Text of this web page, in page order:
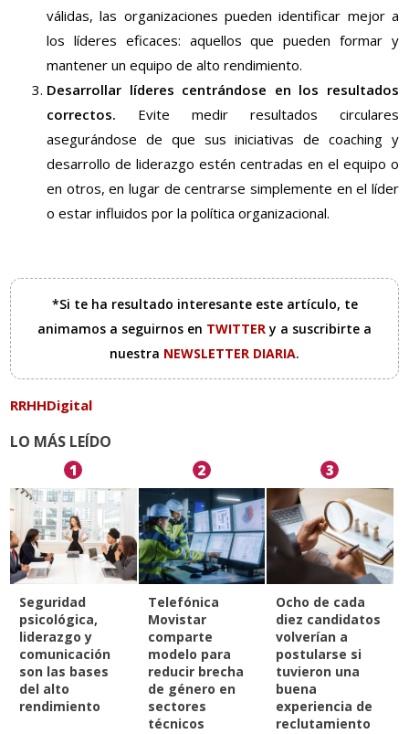
válidas, las organizaciones pueden identificar mejor a
los líderes eficaces: aquellos que pueden formar y
mantener un equipo de alto rendimiento.
Desarrollar líderes centrándose en los resultados
correctos. Evite medir resultados circulares
asegurándose de que sus iniciativas de coaching y
desarrollo de liderazgo estén centradas en el equipo o
en otros, en lugar de centrarse simplemente en el líder
o estar influidos por la política organizacional.
*Si te ha resultado interesante este artículo, te
animamos a seguirnos en TWITTERy a suscribirte a
nuestra NEWSLETTER DIARIA.
RRHHDigital
LO MÁS LEÍDO
1
Seguridad
psicológica,
liderazgo y
comunicación
son las bases
del alto
rendimiento
2
Telefónica
Movistar
comparte
modelo para
reducir brecha
de género en
sectores
técnicos
3
Ocho de cada
diez candidatos
volverían a
postularse si
tuvieron una
buena
experiencia de
reclutamiento